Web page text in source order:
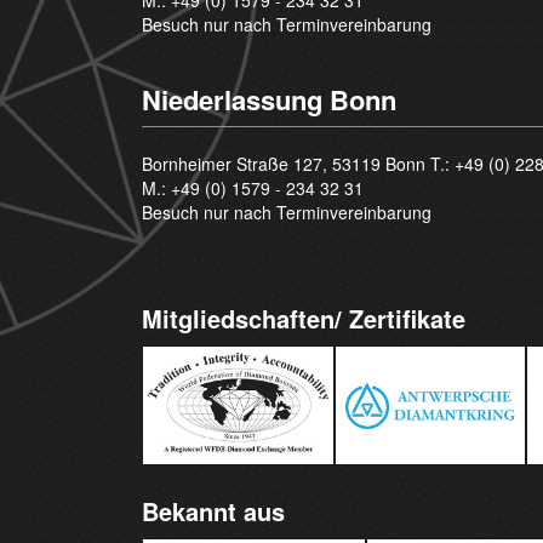
Besuch nur nach Terminvereinbarung
Niederlassung Bonn
Bornheimer Straße 127, 53119 Bonn T.: +49 (0)
M.: +49 (0) 1579 - 234 32 31
Besuch nur nach Terminvereinbarung
Mitgliedschaften/ Zertifikate
Bekannt aus